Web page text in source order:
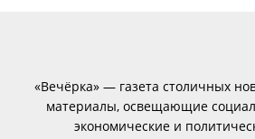
«Вечёрка» — газета столичных
материалы, освещающие
экономические и